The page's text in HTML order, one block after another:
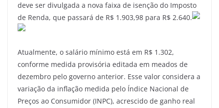
deve ser divulgada a nova faixa de isenção do Imposto
de Renda, que passará de R$ 1.903,98 para R$ 2.640.
Atualmente, o salário mínimo está em R$ 1.302,
conforme medida provisória editada em meados de
dezembro pelo governo anterior. Esse valor considera a
variação da inflação medida pelo Índice Nacional de
Preços ao Consumidor (INPC), acrescido de ganho real